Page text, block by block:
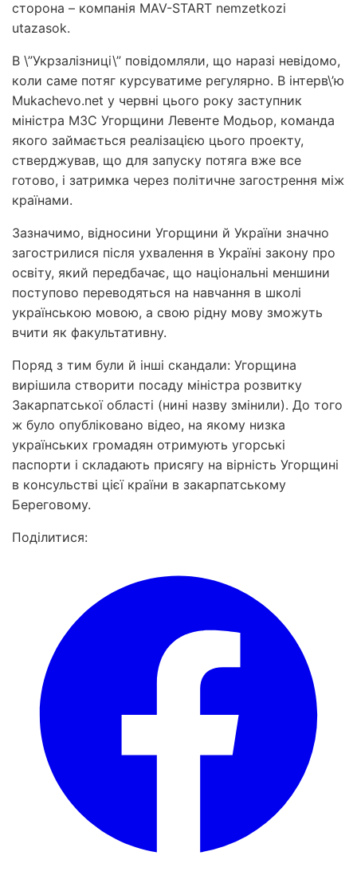
сторона – компанія MAV-START nemzetkozi
utazasok.
В \”Укрзалізниці\” повідомляли, що наразі невідомо,
коли саме потяг курсуватиме регулярно. В інтерв\’ю
Mukachevo.net у червні цього року заступник
міністра МЗС Угорщини Левенте Модьор, команда
якого займається реалізацією цього проекту,
стверджував, що для запуску потяга вже все
готово, і затримка через політичне загострення між
країнами.
Зазначимо, відносини Угорщини й України значно
загострилися після ухвалення в Україні закону про
освіту, який передбачає, що національні меншини
поступово переводяться на навчання в школі
українською мовою, а свою рідну мову зможуть
вчити як факультативну.
Поряд з тим були й інші скандали: Угорщина
вирішила створити посаду міністра розвитку
Закарпатської області (нині назву змінили). До того
ж було опубліковано відео, на якому низка
українських громадян отримують угорські
паспорти і складають присягу на вірність Угорщині
в консульстві цієї країни в закарпатському
Береговому.
Поділитися: